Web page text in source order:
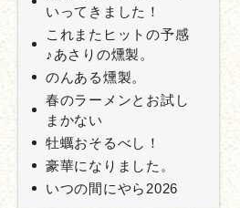
いってきました！
これまたヒットの予感
♪あさりの燻製。
のんある燻製。
春のラーメンとお試し
まかない
牡蠣おそるべし！
豪華になりました。
いつの間にやら2026